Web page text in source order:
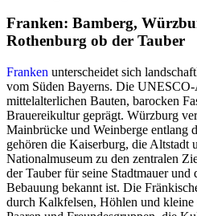
Franken: Bamberg,
Rothenburg ob der Tauber
Franken unterscheidet sich
vom Süden Bayerns. Die
mittelalterlichen Bauten, barocken
Brauereikultur geprägt. Würzburg
Mainbrücke und Weinberge entlang
gehören die Kaiserburg, die Altstadt
Nationalmuseum zu den zentralen
der Tauber für seine Stadtmauer und
Bebauung bekannt ist. Die
durch Kalkfelsen, Höhlen und kleine